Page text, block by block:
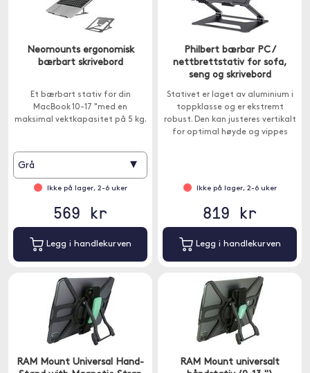
Neomounts ergonomisk
bærbart skrivebord
Et bærbart stativ for din
MacBook 10-17 "med en
maksimal vektkapasitet på 5 kg.
Grå ▾
Ikke på lager, 2-6 uker
569 kr
Legg i handlekurven
Philbert bærbar PC /
nettbrettstativ for sofa,
seng og skrivebord
Stativet er laget av aluminium i
toppklasse og er ekstremt
robust. Den kan justeres vertikalt
for optimal høyde og vippes
Ikke på lager, 2-6 uker
819 kr
Legg i handlekurven
RAM Mount Universal Hand-
RAM Mount universalt